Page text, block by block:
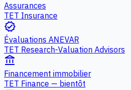
Assurances
TET Insurance
verified
Évaluations ANEVAR
TET Research-Valuation Advisors
account_balance
Financement immobilier
TET Finance — bientôt